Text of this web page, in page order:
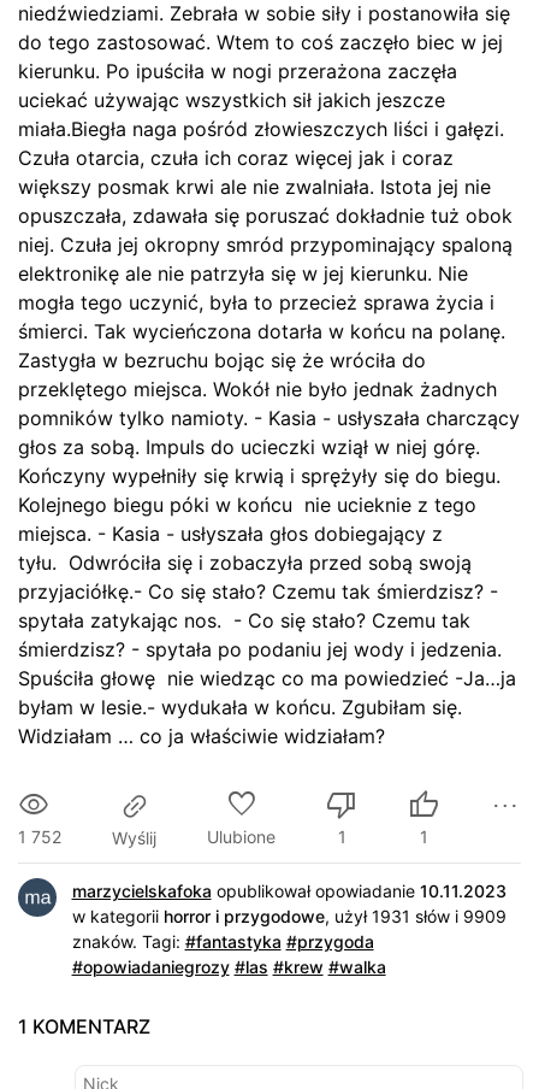
niedźwiedziami. Zebrała w sobie siły i postanowiła się
do tego zastosować. Wtem to coś zaczęło biec w jej
kierunku. Po ipuściła w nogi przerażona zaczęła
uciekać używając wszystkich sił jakich jeszcze
miała.Biegła naga pośród złowieszczych liści i gałęzi.
Czuła otarcia, czuła ich coraz więcej jak i coraz
większy posmak krwi ale nie zwalniała. Istota jej nie
opuszczała, zdawała się poruszać dokładnie tuż obok
niej. Czuła jej okropny smród przypominający spaloną
elektronikę ale nie patrzyła się w jej kierunku. Nie
mogła tego uczynić, była to przecież sprawa życia i
śmierci. Tak wycieńczona dotarła w końcu na polanę.
Zastygła w bezruchu bojąc się że wróciła do
przeklętego miejsca. Wokół nie było jednak żadnych
pomników tylko namioty. - Kasia - usłyszała charczący
głos za sobą. Impuls do ucieczki wziął w niej górę.
Kończyny wypełniły się krwią i sprężyły się do biegu.
Kolejnego biegu póki w końcu nie ucieknie z tego
miejsca. - Kasia - usłyszała głos dobiegający z
tyłu. Odwróciła się i zobaczyła przed sobą swoją
przyjaciółkę.- Co się stało? Czemu tak śmierdzisz? -
spytała zatykając nos. - Co się stało? Czemu tak
śmierdzisz? - spytała po podaniu jej wody i jedzenia.
Spuściła głowę nie wiedząc co ma powiedzieć -Ja…ja
byłam w lesie.- wydukała w końcu. Zgubiłam się.
Widziałam … co ja właściwie widziałam?
1 752 Wyślij Ulubione 1 1
marzycielskafoka opublikował opowiadanie 10.11.2023
w kategorii horror i przygodowe, użył 1931 słów i 9909
znaków. Tagi: #fantastyka #przygoda
#opowiadaniegrozy #las #krew #walka
1 KOMENTARZ